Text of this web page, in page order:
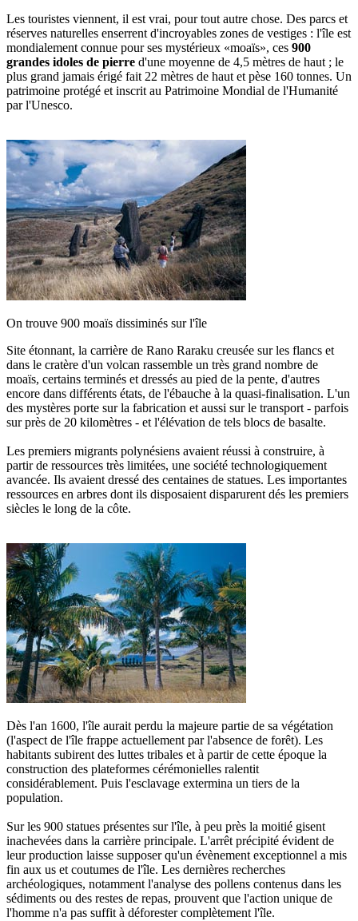
Les touristes viennent, il est vrai, pour tout autre chose. Des parcs et
réserves naturelles enserrent d'incroyables zones de vestiges : l'île est
mondialement connue pour ses mystérieux «moaïs», ces 900
grandes idoles de pierre d'une moyenne de 4,5 mètres de haut ; le
plus grand jamais érigé fait 22 mètres de haut et pèse 160 tonnes. Un
patrimoine protégé et inscrit au Patrimoine Mondial de l'Humanité
par l'Unesco.
On trouve 900 moaïs dissiminés sur l'île
Site étonnant, la carrière de Rano Raraku creusée sur les flancs et
dans le cratère d'un volcan rassemble un très grand nombre de
moaïs, certains terminés et dressés au pied de la pente, d'autres
encore dans différents états, de l'ébauche à la quasi-finalisation. L'un
des mystères porte sur la fabrication et aussi sur le transport - parfois
sur près de 20 kilomètres - et l'élévation de tels blocs de basalte.
Les premiers migrants polynésiens avaient réussi à construire, à
partir de ressources très limitées, une société technologiquement
avancée. Ils avaient dressé des centaines de statues. Les importantes
ressources en arbres dont ils disposaient disparurent dés les premiers
siècles le long de la côte.
Dès l'an 1600, l'île aurait perdu la majeure partie de sa végétation
(l'aspect de l'île frappe actuellement par l'absence de forêt). Les
habitants subirent des luttes tribales et à partir de cette époque la
construction des plateformes cérémonielles ralentit
considérablement. Puis l'esclavage extermina un tiers de la
population.
Sur les 900 statues présentes sur l'île, à peu près la moitié gisent
inachevées dans la carrière principale. L'arrêt précipité évident de
leur production laisse supposer qu'un évènement exceptionnel a mis
fin aux us et coutumes de l'île. Les dernières recherches
archéologiques, notamment l'analyse des pollens contenus dans les
sédiments ou des restes de repas, prouvent que l'action unique de
l'homme n'a pas suffit à déforester complètement l'île.